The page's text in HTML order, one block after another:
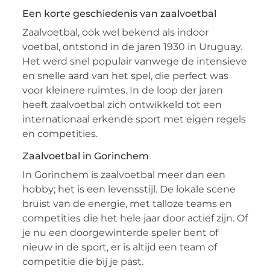
Een korte geschiedenis van zaalvoetbal
Zaalvoetbal, ook wel bekend als indoor
voetbal, ontstond in de jaren 1930 in Uruguay.
Het werd snel populair vanwege de intensieve
en snelle aard van het spel, die perfect was
voor kleinere ruimtes. In de loop der jaren
heeft zaalvoetbal zich ontwikkeld tot een
internationaal erkende sport met eigen regels
en competities.
Zaalvoetbal in Gorinchem
In Gorinchem is zaalvoetbal meer dan een
hobby; het is een levensstijl. De lokale scene
bruist van de energie, met talloze teams en
competities die het hele jaar door actief zijn. Of
je nu een doorgewinterde speler bent of
nieuw in de sport, er is altijd een team of
competitie die bij je past.